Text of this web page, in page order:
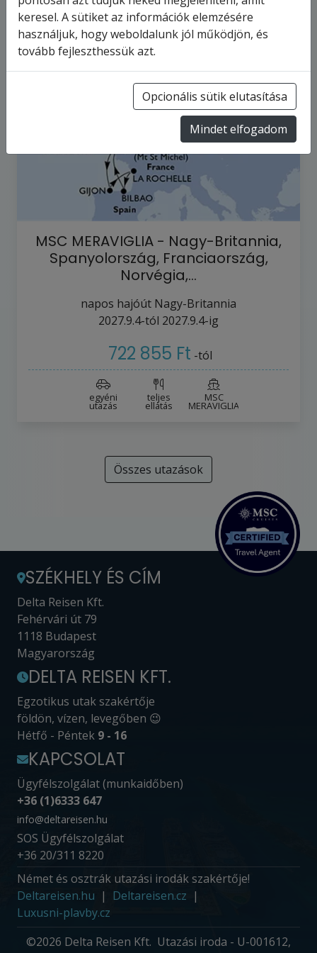
MSC MERAVIGLIA - Nagy-Britannia,
Spanyolország, Franciaország,
Norvégia,…
napos hajóút Nagy-Britannia
2027.9.4-tól 2027.9.4-ig
722 855 Ft -tól
egyéni
utazás
teljes
ellátás
MSC
MERAVIGLIA
Összes utazások
SZÉKHELY ÉS CÍM
Delta Reisen Kft.
Fehérvári út 79
1118 Budapest
Magyarország
DELTA REISEN KFT.
Egzotikus utak szakértője
földön, vízen, levegőben 😉
Hétfő - Péntek 9 - 16
KAPCSOLAT
Ügyfélszolgálat (munkaidőben)
+36 (1)6333 647
info@deltareisen.hu
SOS Ügyfélszolgálat
+36 20/311 8220
Német és osztrák utazási irodák szakértője!
Deltareisen.hu
Deltareisen.cz
Luxusni-plavby.cz
©2026 Delta Reisen Kft. Utazási iroda - U-001612,
keresel. A sütiket az információk elemzésére
használjuk, hogy weboldalunk jól működjön, és
tovább fejleszthessük azt.
Opcionális sütik elutasítása
Mindet elfogadom